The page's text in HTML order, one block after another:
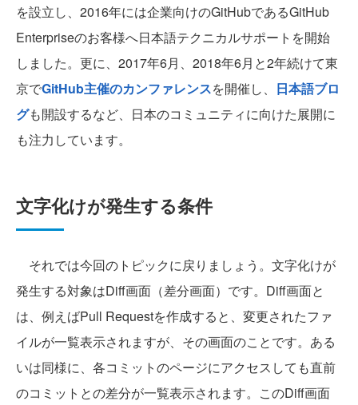
を設立し、2016年には企業向けのGitHubであるGitHub
Enterpriseのお客様へ日本語テクニカルサポートを開始
しました。更に、2017年6月、2018年6月と2年続けて東
京でGitHub主催のカンファレンスを開催し、 日本語ブロ
グも開設するなど、日本のコミュニティに向けた展開に
も注力しています。
文字化けが発生する条件
それでは今回のトピックに戻りましょう。文字化けが
発生する対象はDiff画面（差分画面）です。Diff画面と
は、例えばPull Requestを作成すると、変更されたファ
イルが一覧表示されますが、その画面のことです。ある
いは同様に、各コミットのページにアクセスしても直前
のコミットとの差分が一覧表示されます。このDiff画面